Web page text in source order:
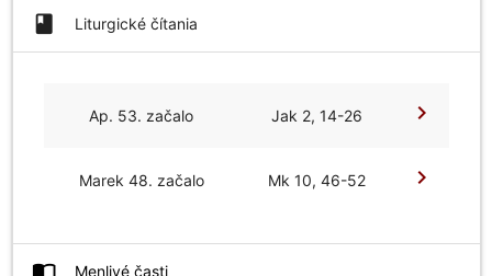
book Liturgické čítania
Ap. 53. začalo Jak 2, 14-26 chevron_right
Marek 48. začalo Mk 10, 46-52 chevron_right
import_contacts Menlivé časti